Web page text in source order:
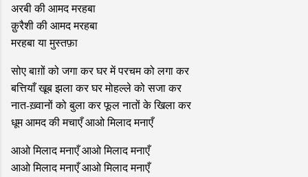
अरबी की आमद मरहबा
क़ुरैशी की आमद मरहबा
मरहबा या मुस्तफ़ा
सोए बाग़ों को जगा कर घर में परचम को लगा कर
बत्तियाँ खूब झला कर घर मोहल्ले को सजा कर
नात-ख़्वानों को बुला कर फूल नातों के खिला कर
धूम आमद की मचाएँ आओ मिलाद मनाएँ
आओ मिलाद मनाएँ आओ मिलाद मनाएँ
आओ मिलाद मनाएँ आओ मिलाद मनाएँ